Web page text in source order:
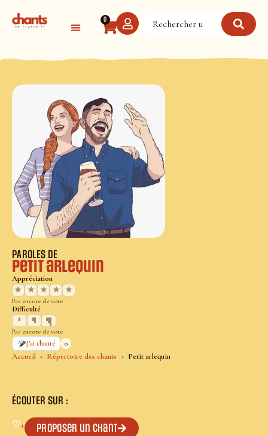
0
Accueil Répertoire des chants Petit arlequin
PAROLES DE
Petit arlequin
Appréciation
★
★ ★ ★ ★
Pas encore de vote
Difficulté
Pas encore de vote
J’ai chanté
0
ÉCOUTER SUR :
♡+ Proposer un chant